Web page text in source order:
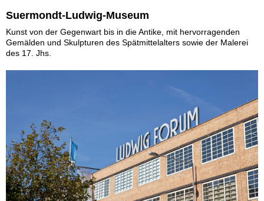
Suermondt-Ludwig-Museum
Kunst von der Gegenwart bis in die Antike, mit hervorragenden
Gemälden und Skulpturen des Spätmittelalters sowie der Malerei
des 17. Jhs.